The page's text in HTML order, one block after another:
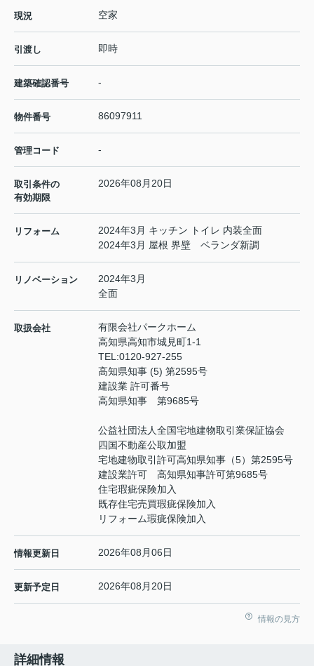
現況 空家
引渡し 即時
建築確認番号 -
物件番号 86097911
管理コード -
取引条件の
有効期限
2026年08月20日
リフォーム
2024年3月 キッチン トイレ 内装全面
2024年3月 屋根 界壁 ベランダ新調
リノベーション
2024年3月
全面
取扱会社
有限会社パークホーム
高知県高知市城見町1-1
TEL:0120-927-255
高知県知事 (5) 第2595号
建設業 許可番号
高知県知事 第9685号
公益社団法人全国宅地建物取引業保証協会
四国不動産公取加盟
宅地建物取引許可高知県知事（5）第2595号
建設業許可 高知県知事許可第9685号
住宅瑕疵保険加入
既存住宅売買瑕疵保険加入
リフォーム瑕疵保険加入
情報更新日 2026年08月06日
更新予定日 2026年08月20日
情報の見方
詳細情報